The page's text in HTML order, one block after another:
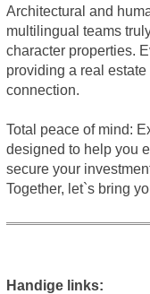
Architectural and
multilingual teams
character properties.
providing a real
connection.
Total peace of mind:
designed to help you
secure your
Together, let`s bring
Handige links: